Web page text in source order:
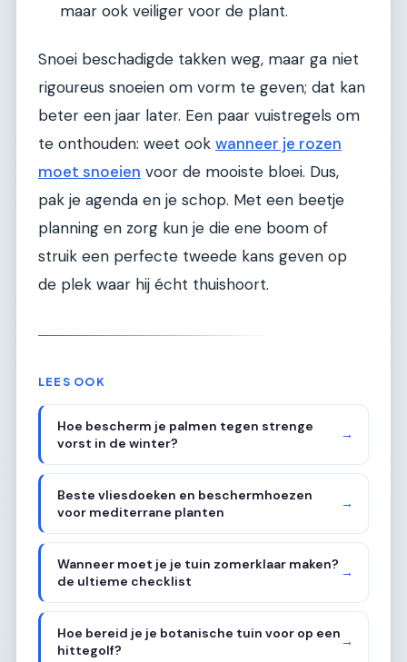
maar ook veiliger voor de plant.
Snoei beschadigde takken weg, maar ga niet
rigoureus snoeien om vorm te geven; dat kan
beter een jaar later. Een paar vuistregels om
te onthouden: weet ook wanneer je rozen
moet snoeien voor de mooiste bloei. Dus,
pak je agenda en je schop. Met een beetje
planning en zorg kun je die ene boom of
struik een perfecte tweede kans geven op
de plek waar hij écht thuishoort.
LEES OOK
Hoe bescherm je palmen tegen strenge
vorst in de winter?
→
Beste vliesdoeken en beschermhoezen
voor mediterrane planten
→
Wanneer moet je je tuin zomerklaar maken?
de ultieme checklist
→
Hoe bereid je je botanische tuin voor op een
hittegolf?
→